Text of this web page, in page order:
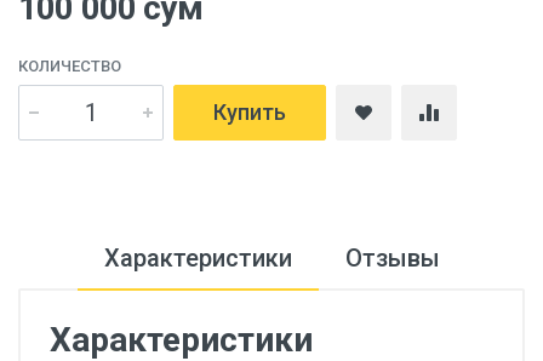
КОЛИЧЕСТВО
Купить
Характеристики Отзывы
Характеристики